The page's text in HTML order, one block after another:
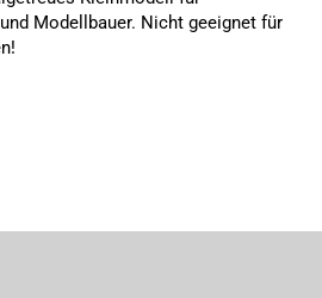
Modellbauer. Nicht geeignet für